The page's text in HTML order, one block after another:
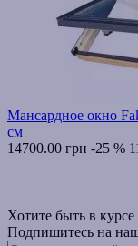
Мансардное окно
см
14700.00 грн -25 %
Хотите быть в
Подпишитесь на